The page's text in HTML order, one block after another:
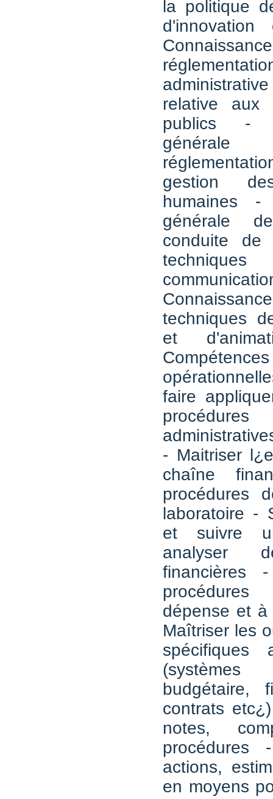
la politique
relative aux
publics -
gestion
humaines -
générale
conduite
techniques
et
Compétences
faire
- Maitriser
chaîne
procédures
laboratoire -
et suivre
analyser
financières
dépense et
Maîtriser les
spécifiques
(systèmes
budgétaire,
contrats
notes,
procédures
actions,
en moyens